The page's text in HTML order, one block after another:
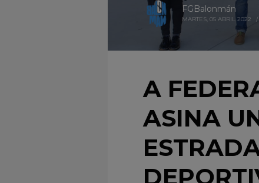
FGBalonmán
MARTES, 05 ABRIL 2022 /
A
ASINA